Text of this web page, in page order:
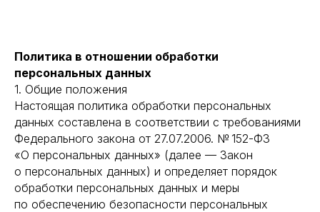
Политика в отношении обработки
персональных данных
1. Общие положения
Настоящая политика обработки персональных
данных составлена в соответствии с требованиями
Федерального закона от 27.07.2006. № 152-ФЗ
«О персональных данных» (далее — Закон
о персональных данных) и определяет порядок
обработки персональных данных и меры
по обеспечению безопасности персональных